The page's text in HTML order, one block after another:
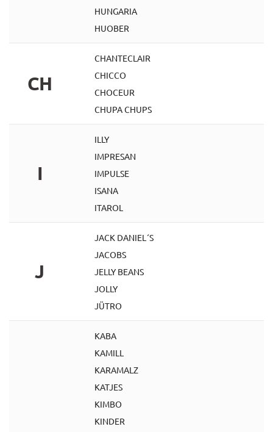
HUNGARIA
HUOBER
CH
CHANTECLAIR
CHICCO
CHOCEUR
CHUPA CHUPS
I
ILLY
IMPRESAN
IMPULSE
ISANA
ITAROL
J
JACK DANIEL´S
JACOBS
JELLY BEANS
JOLLY
JÜTRO
KABA
KAMILL
KARAMALZ
KATJES
KIMBO
KINDER